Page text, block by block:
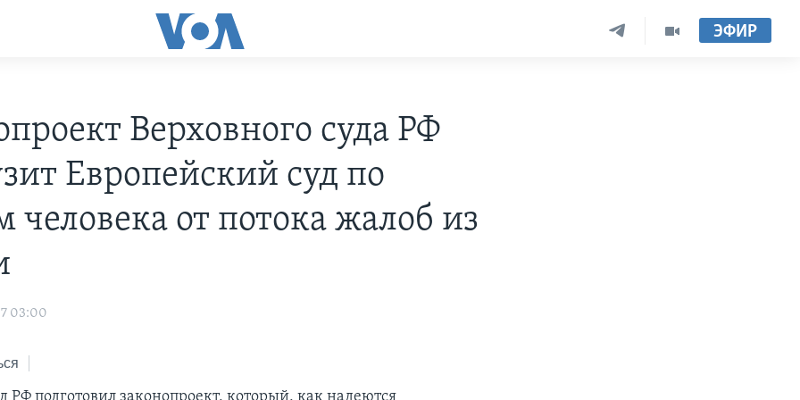
ЭФИР
Верховного суда РФ
Европейский суд по
человека от потока жалоб из
03:00